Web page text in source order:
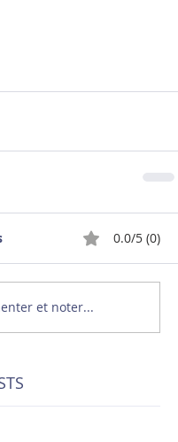
0.0/5 (0)
et noter...